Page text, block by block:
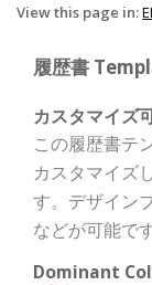
View this page in:
履歴書
カスタマイズ
この履歴書テ
カスタマイズ
す。デザイン
などが可能です
Dominant